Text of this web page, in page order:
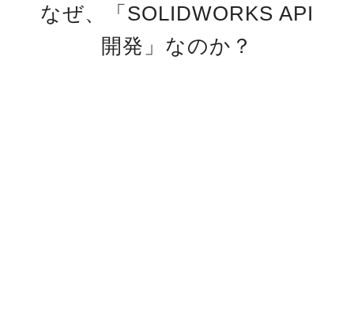
なぜ、「SOLIDWORKS API
開発」なのか？